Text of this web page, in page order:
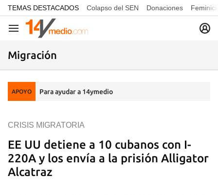
common.go-to-content
TEMAS DESTACADOS Colapso del SEN Donaciones
Navegación
Migración
APOYO Para ayudar a 14ymedio
EE UU detiene a 10 cubanos con I-
220A y los envía a la prisión Alligator
Alcatraz
CRISIS MIGRATORIA